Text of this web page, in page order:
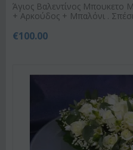
Άγιος Βαλεντίνος Μπουκετο
+ Αρκούδος + Μπαλόνι .
€100.00